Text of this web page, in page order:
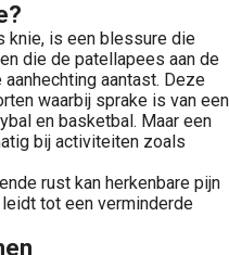
knie, is een blessure die
die de patellapees aan de
aantast. Deze
waarbij sprake is van een
en basketbal. Maar een
bij activiteiten zoals
rust kan herkenbare pijn
tot een verminderde